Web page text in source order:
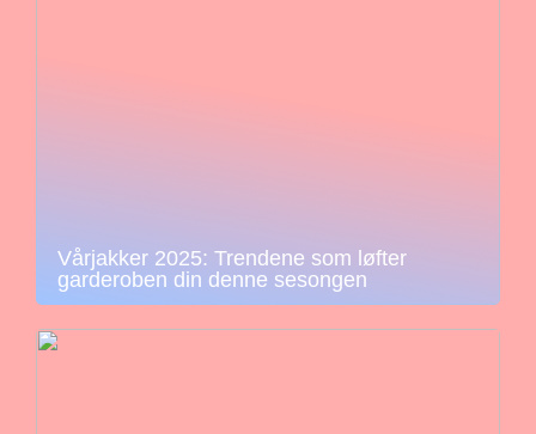
Vårjakker 2025: Trendene som løfter
garderoben din denne sesongen